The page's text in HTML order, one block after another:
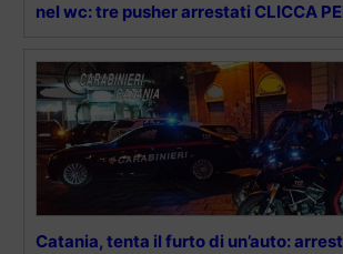
nel wc: tre pusher arrestati CLICCA
Catania, tenta il furto di un’auto: